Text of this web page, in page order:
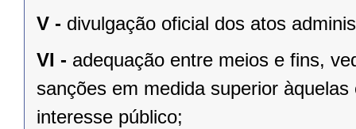
V - divulgação oficial dos atos
VI - adequação entre meios e fins,
sanções em medida superior
interesse público;